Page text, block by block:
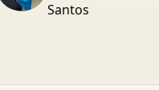
Santos